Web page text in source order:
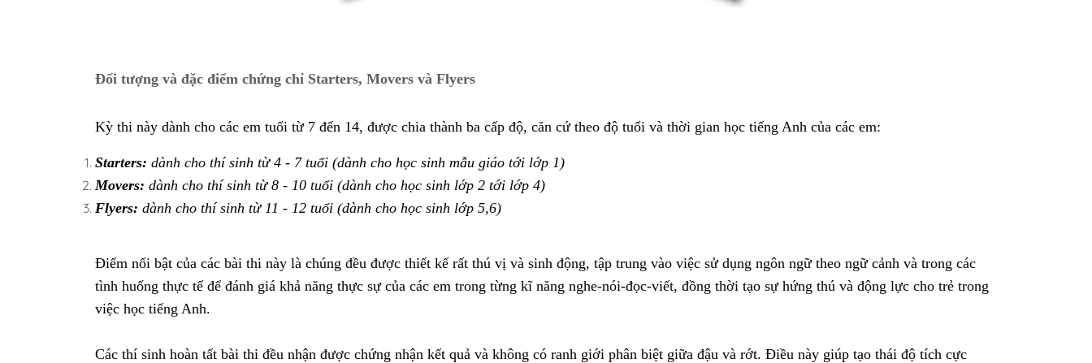
Đối tượng và đặc điểm chứng chỉ Starters, Movers và Flyers
Kỳ thi này dành cho các em tuổi từ 7 đến 14, được chia thành ba cấp độ, căn cứ theo độ tuổi và thời gian học tiếng Anh của các em:
Starters: dành cho thí sinh từ 4 - 7 tuổi (dành cho học sinh mẫu giáo tới lớp 1)
Movers: dành cho thí sinh từ 8 - 10 tuổi (dành cho học sinh lớp 2 tới lớp 4)
Flyers: dành cho thí sinh từ 11 - 12 tuổi (dành cho học sinh lớp 5,6)
Điểm nổi bật của các bài thi này là chúng đều được thiết kế rất thú vị và sinh động, tập trung vào việc sử dụng ngôn ngữ theo ngữ cảnh và trong các
tình huống thực tế để đánh giá khả năng thực sự của các em trong từng kĩ năng nghe-nói-đọc-viết, đồng thời tạo sự hứng thú và động lực cho trẻ trong
việc học tiếng Anh.
Các thí sinh hoàn tất bài thi đều nhận được chứng nhận kết quả và không có ranh giới phân biệt giữa đậu và rớt. Điều này giúp tạo thái độ tích cực